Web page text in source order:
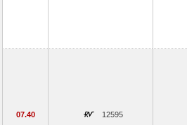
07.40 12595